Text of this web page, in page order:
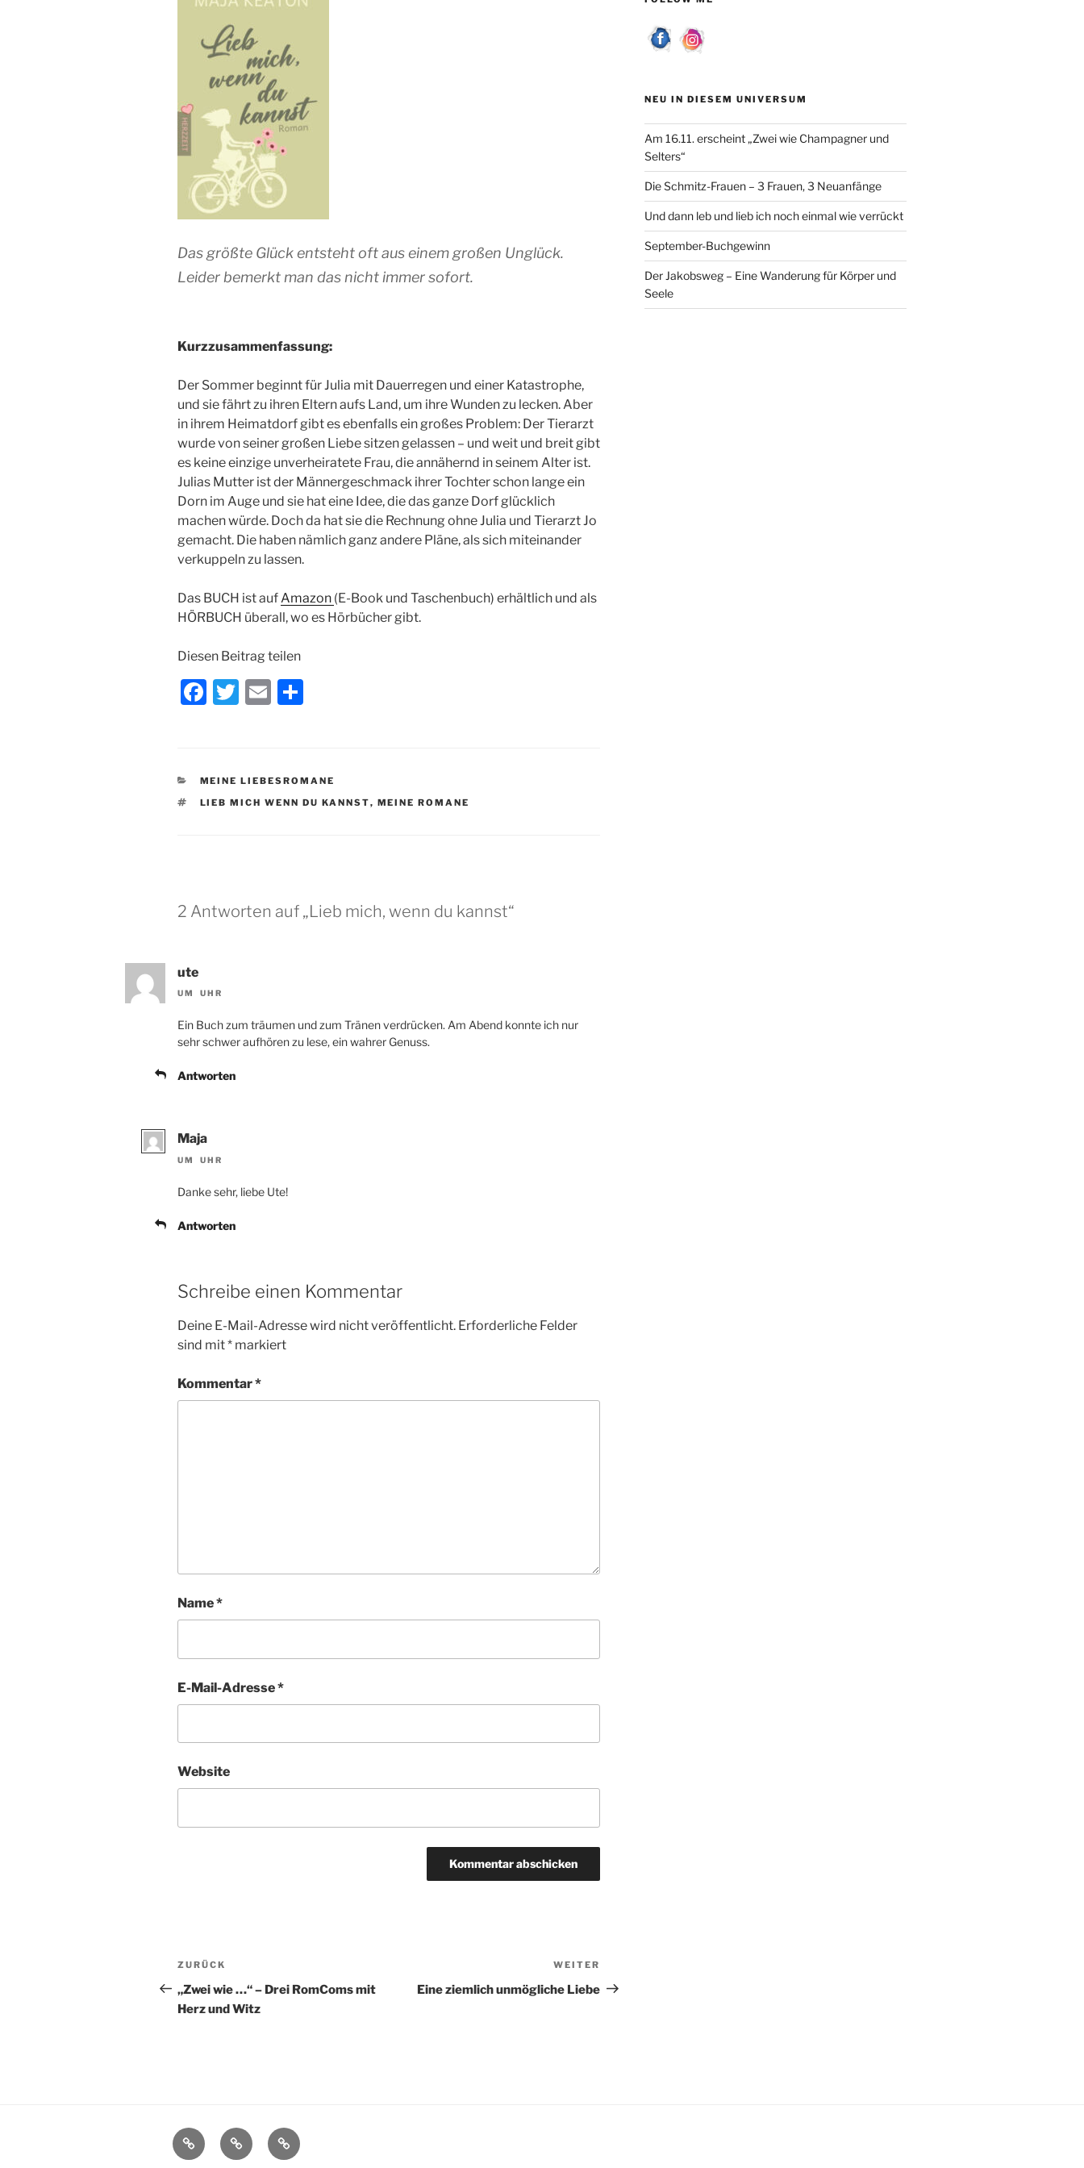
Das größte Glück entsteht oft aus einem großen Unglück.
Leider bemerkt man das nicht immer sofort.
Kurzzusammenfassung:
Der Sommer beginnt für Julia mit Dauerregen und einer Katastrophe,
und sie fährt zu ihren Eltern aufs Land, um ihre Wunden zu lecken. Aber
in ihrem Heimatdorf gibt es ebenfalls ein großes Problem: Der Tierarzt
wurde von seiner großen Liebe sitzen gelassen – und weit und breit gibt
es keine einzige unverheiratete Frau, die annähernd in seinem Alter ist.
Julias Mutter ist der Männergeschmack ihrer Tochter schon lange ein
Dorn im Auge und sie hat eine Idee, die das ganze Dorf glücklich
machen würde. Doch da hat sie die Rechnung ohne Julia und Tierarzt Jo
gemacht. Die haben nämlich ganz andere Pläne, als sich miteinander
verkuppeln zu lassen.
Das BUCH ist auf Amazon (E-Book und Taschenbuch) erhältlich und als
HÖRBUCH überall, wo es Hörbücher gibt.
Diesen Beitrag teilen
F
e
b
T
er
E
l
n
KATEGORIEN
MEINE LIEBESROMANE
SCHLAGWÖRTER
LIEB MICH WENN DU KANNST, MEINE ROMANE
2 Antworten auf „Lieb mich, wenn du kannst“
ute
UM UHR
Ein Buch zum träumen und zum Tränen verdrücken. Am Abend konnte ich nur
sehr schwer aufhören zu lese, ein wahrer Genuss.
Antworten
Maja
UM UHR
Danke sehr, liebe Ute!
Antworten
Schreibe einen Kommentar
Deine E-Mail-Adresse wird nicht veröffentlicht. Erforderliche Felder
sind mit* markiert
Kommentar*
Name*
E-Mail-Adresse*
Website
Beitragsnavigation
Vorheriger
Beitrag
ZURÜCK
„Zwei wie …“ – Drei RomComs mit
Herz und Witz
Beitrag
WEITER
Eine ziemlich unmögliche Liebe
NEU IN DIESEM UNIVERSUM
Am 16.11. erscheint „Zwei wie Champagner und
Selters“
Die Schmitz-Frauen – 3 Frauen, 3 Neuanfänge
Und dann leb und lieb ich noch einmal wie verrückt
September-Buchgewinn
Der Jakobsweg – Eine Wanderung für Körper und
Seele
ImpressumBlogger-
Team
Schreib
mir